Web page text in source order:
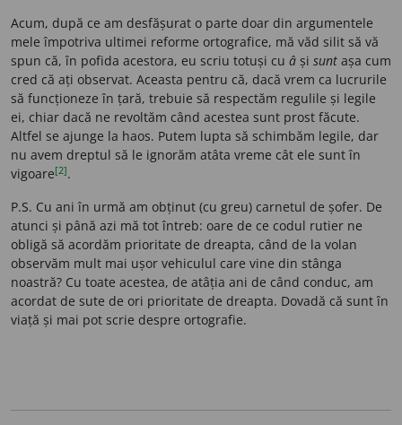
Acum, după ce am desfășurat o parte doar din argumentele
mele împotriva ultimei reforme ortografice, mă văd silit să vă
spun că, în pofida acestora, eu scriu totuși cu â și sunt așa cum
cred că ați observat. Aceasta pentru că, dacă vrem ca lucrurile
să funcționeze în țară, trebuie să respectăm regulile și legile
ei, chiar dacă ne revoltăm când acestea sunt prost făcute.
Altfel se ajunge la haos. Putem lupta să schimbăm legile, dar
nu avem dreptul să le ignorăm atâta vreme cât ele sunt în
vigoare[2].
P.S. Cu ani în urmă am obținut (cu greu) carnetul de șofer. De
atunci și până azi mă tot întreb: oare de ce codul rutier ne
obligă să acordăm prioritate de dreapta, când de la volan
observăm mult mai ușor vehiculul care vine din stânga
noastră? Cu toate acestea, de atâția ani de când conduc, am
acordat de sute de ori prioritate de dreapta. Dovadă că sunt în
viață și mai pot scrie despre ortografie.